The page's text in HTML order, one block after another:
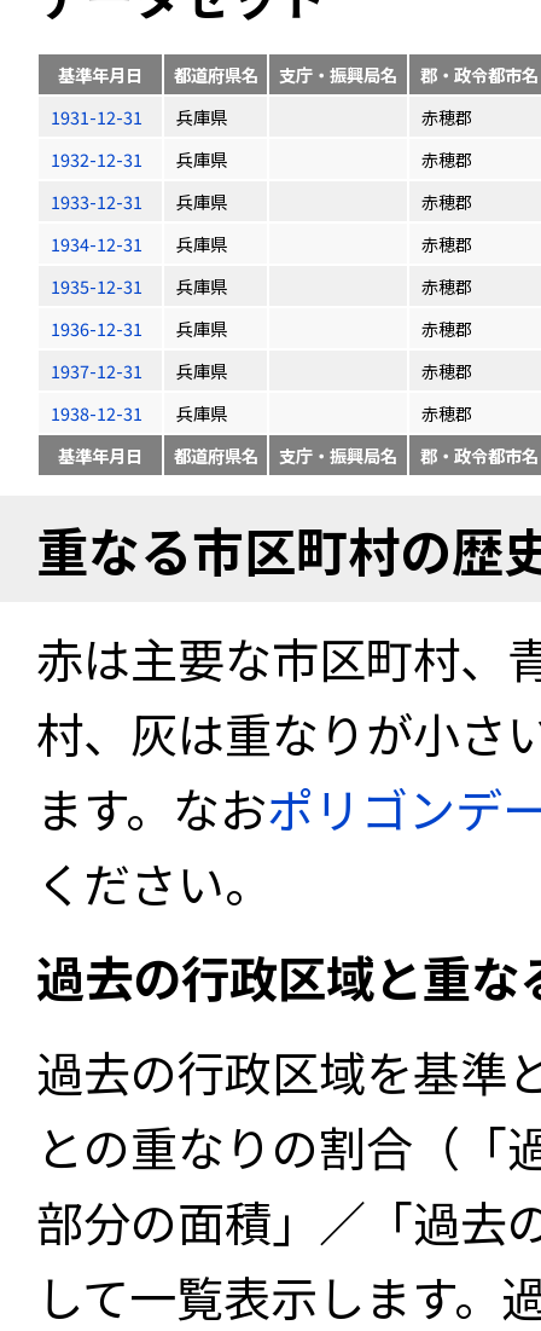
基準年月日 都道府県名 支庁・振興局名
郡・政令都市名
1931-12-31
兵庫県
赤穂郡
1932-12-31
兵庫県
赤穂郡
1933-12-31
兵庫県
赤穂郡
1934-12-31
兵庫県
赤穂郡
1935-12-31
兵庫県
赤穂郡
1936-12-31
兵庫県
赤穂郡
1937-12-31
兵庫県
赤穂郡
1938-12-31
兵庫県
赤穂郡
基準年月日
都道府県名 支庁・振興局名 郡・政令都市名
重なる市区町村の歴
赤は主要な市区町村、
村、灰は重なりが小さ
ます。なおポリゴンデ
ください。
過去の行政区域と重
過去の行政区域を基準
との重なりの割合（「
部分の面積」／「過去
して一覧表示します。